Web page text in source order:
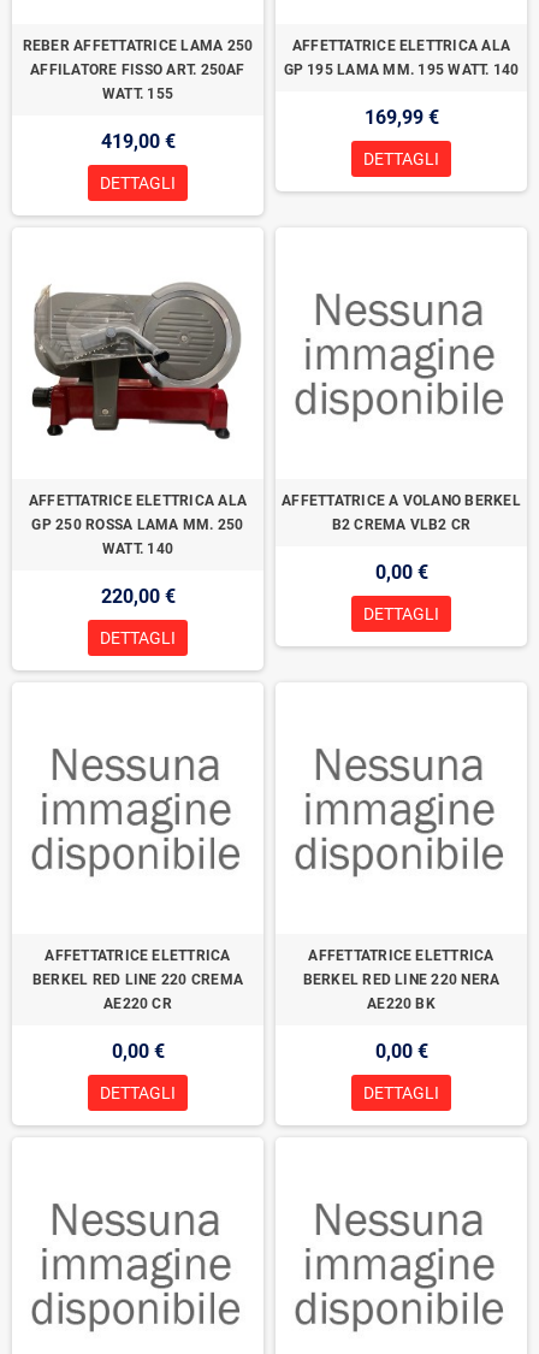
REBER AFFETTATRICE LAMA 250
AFFILATORE FISSO ART. 250AF
WATT. 155
419,00 €
DETTAGLI
AFFETTATRICE ELETTRICA ALA
GP 195 LAMA MM. 195 WATT. 140
169,99 €
DETTAGLI
AFFETTATRICE ELETTRICA ALA
GP 250 ROSSA LAMA MM. 250
WATT. 140
220,00 €
DETTAGLI
AFFETTATRICE A VOLANO BERKEL
B2 CREMA VLB2 CR
0,00 €
DETTAGLI
AFFETTATRICE ELETTRICA
BERKEL RED LINE 220 CREMA
AE220 CR
0,00 €
DETTAGLI
AFFETTATRICE ELETTRICA
BERKEL RED LINE 220 NERA
AE220 BK
0,00 €
DETTAGLI